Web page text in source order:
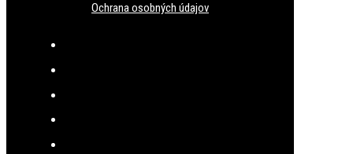
Ochrana osobných údajov